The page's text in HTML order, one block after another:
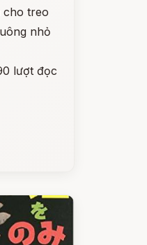
cho treo
nhỏ
lượt đọc